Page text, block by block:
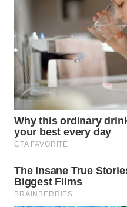
Wahana
Media
Group
WAHANA
NEWS
WAHANA
WAHANA
ADVOKAT